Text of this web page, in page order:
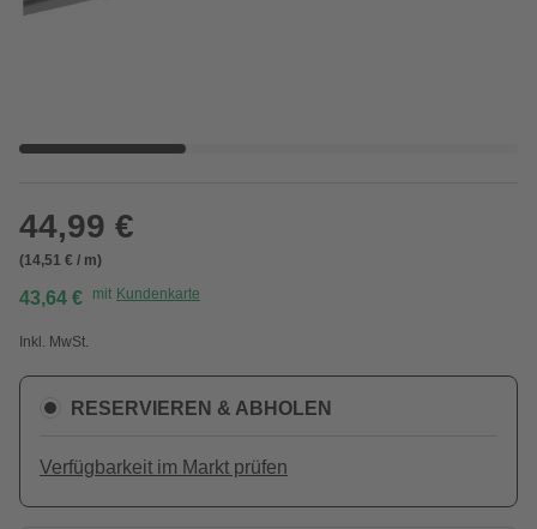
44,99 €
(14,51 € / m)
43,64 € mit Kundenkarte
Inkl. MwSt.
RESERVIEREN & ABHOLEN
Verfügbarkeit im Markt prüfen